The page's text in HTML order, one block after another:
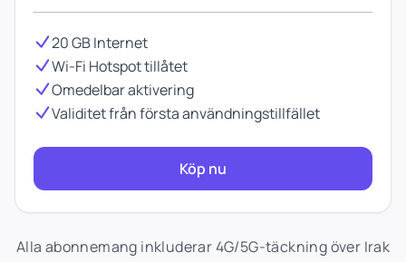
20 GB Internet
Wi-Fi Hotspot tillåtet
Omedelbar aktivering
Validitet från första användningstillfället
Köp nu
Alla abonnemang inkluderar 4G/5G-täckning över Irak